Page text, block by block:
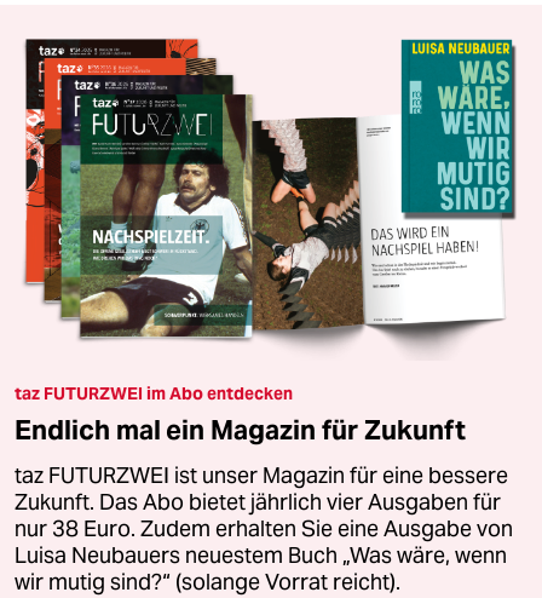
taz FUTURZWEI im Abo entdecken
Endlich mal ein Magazin für Zukunft
taz FUTURZWEI ist unser Magazin für eine bessere
Zukunft. Das Abo bietet jährlich vier Ausgaben für
nur 38 Euro. Zudem erhalten Sie eine Ausgabe von
Luisa Neubauers neuestem Buch „Was wäre, wenn
wir mutig sind?“ (solange Vorrat reicht).